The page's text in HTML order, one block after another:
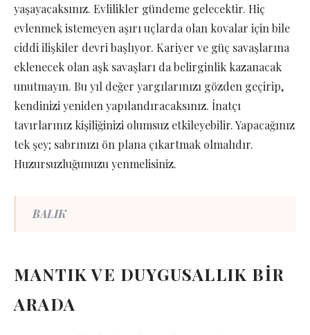
yaşayacaksınız. Evlilikler gündeme gelecektir. Hiç
evlenmek istemeyen aşırı uçlarda olan kovalar için bile
ciddi ilişkiler devri başlıyor. Kariyer ve güç savaşlarına
eklenecek olan aşk savaşları da belirginlik kazanacak
unutmayın. Bu yıl değer yargılarınızı gözden geçirip,
kendinizi yeniden yapılandıracaksınız. İnatçı
tavırlarınız kişiliğinizi olumsuz etkileyebilir. Yapacağınız
tek şey; sabrınızı ön plana çıkartmak olmalıdır.
Huzursuzluğunuzu yenmelisiniz.
BALIK
MANTIK VE DUYGUSALLIK BİR
ARADA